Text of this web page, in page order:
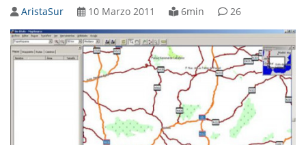
AristaSur 10 Marzo 2011 6min 26